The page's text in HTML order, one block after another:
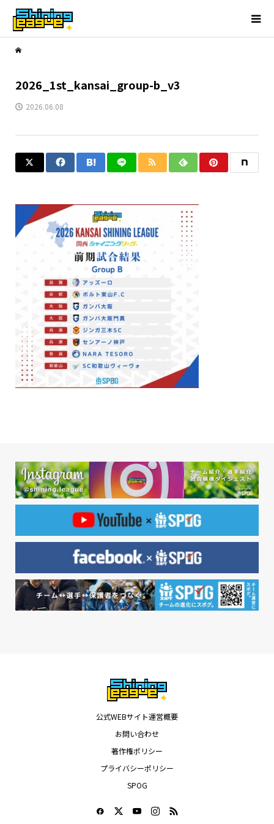
2026_1st_kansai_group-b_v3
2026.06.08
公式WEBサイト運営概要
お問い合わせ
著作権ポリシー
プライバシーポリシー
SPOG